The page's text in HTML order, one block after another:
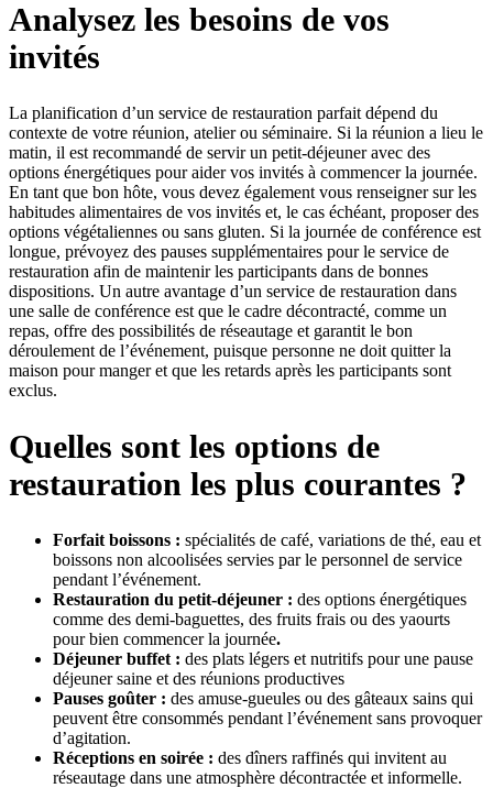
Analysez les besoins de vos
invités
La planification d’un service de restauration parfait dépend du
contexte de votre réunion, atelier ou séminaire. Si la réunion a lieu le
matin, il est recommandé de servir un petit-déjeuner avec des
options énergétiques pour aider vos invités à commencer la journée.
En tant que bon hôte, vous devez également vous renseigner sur les
habitudes alimentaires de vos invités et, le cas échéant, proposer des
options végétaliennes ou sans gluten. Si la journée de conférence est
longue, prévoyez des pauses supplémentaires pour le service de
restauration afin de maintenir les participants dans de bonnes
dispositions. Un autre avantage d’un service de restauration dans
une salle de conférence est que le cadre décontracté, comme un
repas, offre des possibilités de réseautage et garantit le bon
déroulement de l’événement, puisque personne ne doit quitter la
maison pour manger et que les retards après les participants sont
exclus.
Quelles sont les options de
restauration les plus courantes ?
Forfait boissons : spécialités de café, variations de thé, eau et
boissons non alcoolisées servies par le personnel de service
pendant l’événement.
Restauration du petit-déjeuner : des options énergétiques
comme des demi-baguettes, des fruits frais ou des yaourts
pour bien commencer la journée.
Déjeuner buffet : des plats légers et nutritifs pour une pause
déjeuner saine et des réunions productives
Pauses goûter : des amuse-gueules ou des gâteaux sains qui
peuvent être consommés pendant l’événement sans provoquer
d’agitation.
Réceptions en soirée : des dîners raffinés qui invitent au
réseautage dans une atmosphère décontractée et informelle.